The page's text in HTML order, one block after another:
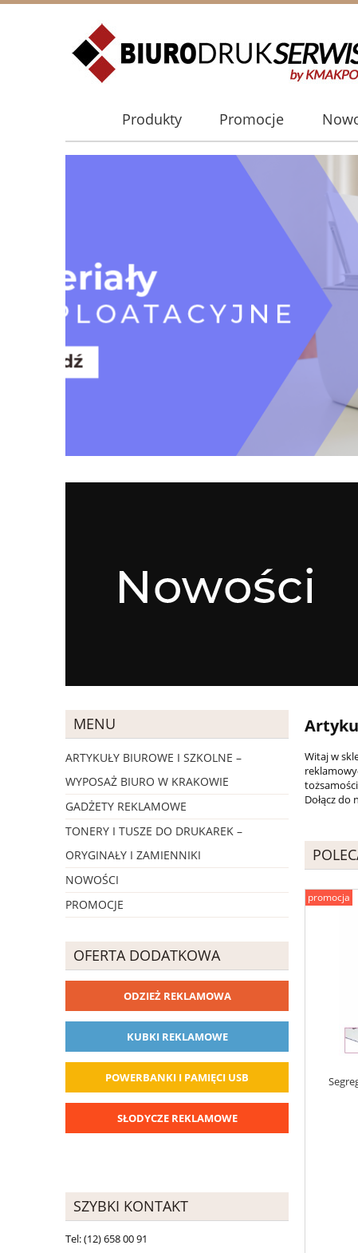
Produkty Promocje
MENU
ARTYKUŁY BIUROWE I SZKOLNE –
WYPOSAŻ BIURO W KRAKOWIE
GADŻETY REKLAMOWE
TONERY I TUSZE DO DRUKAREK –
ORYGINAŁY I ZAMIENNIKI
NOWOŚCI
PROMOCJE
OFERTA DODATKOWA
ODZIEŻ REKLAMOWA
KUBKI REKLAMOWE
POWERBANKI I PAMIĘCI USB
SŁODYCZE REKLAMOWE
SZYBKI KONTAKT
Tel: (12) 658 00 91
Witaj w
Dołącz
promocja